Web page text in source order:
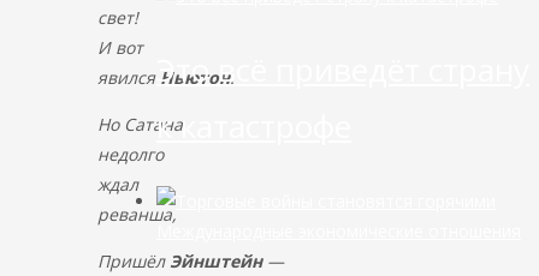
свет!
И вот
явился Ньютон.
Но Сатана
недолго
ждал
реванша,
Пришёл Эйнштейн—
Это всё приведёт страну
к катастрофе